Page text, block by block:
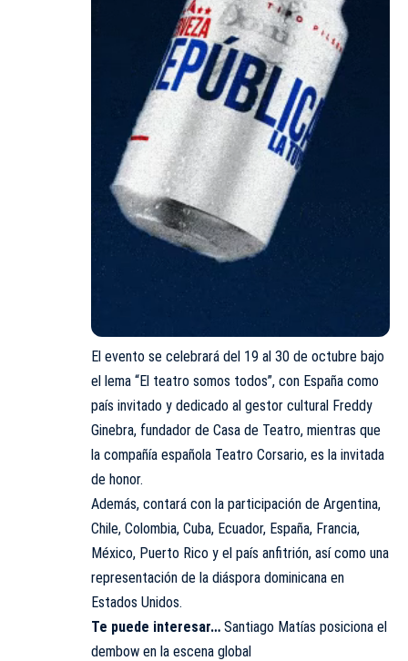
El evento se celebrará del 19 al 30 de octubre bajo
el lema “El teatro somos todos”, con España como
país invitado y dedicado al gestor cultural Freddy
Ginebra, fundador de Casa de Teatro, mientras que
la compañía española Teatro Corsario, es la invitada
de honor.
Además, contará con la participación de Argentina,
Chile, Colombia, Cuba, Ecuador, España, Francia,
México, Puerto Rico y el país anfitrión, así como una
representación de la diáspora dominicana en
Estados Unidos.
Te puede interesar… Santiago Matías posiciona el
dembow en la escena global